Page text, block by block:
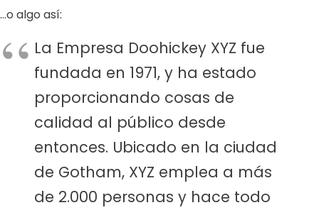
…o algo así:
La Empresa Doohickey XYZ fue
fundada en 1971, y ha estado
proporcionando cosas de
calidad al público desde
entonces. Ubicado en la ciudad
de Gotham, XYZ emplea a más
de 2.000 personas y hace todo